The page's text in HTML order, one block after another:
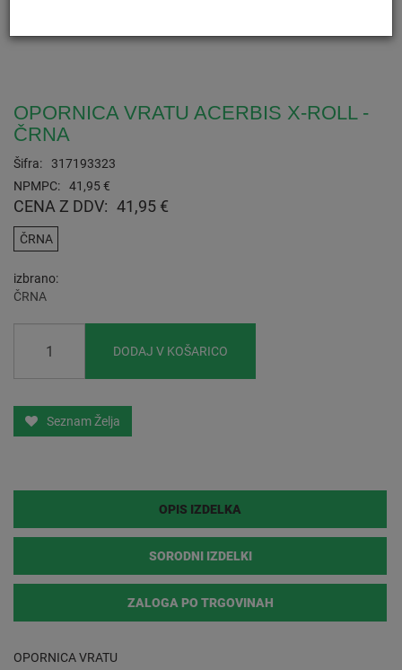
OPORNICA VRATU ACERBIS X-ROLL -
ČRNA
Šifra:
317193323
NPMPC:
41,95 €
CENA Z DDV: 41,95 €
ČRNA
izbrano
ČRNA
DODAJ V KOŠARICO
Seznam Želja
OPIS IZDELKA
SORODNI IZDELKI
ZALOGA PO TRGOVINAH
OPORNICA VRATU